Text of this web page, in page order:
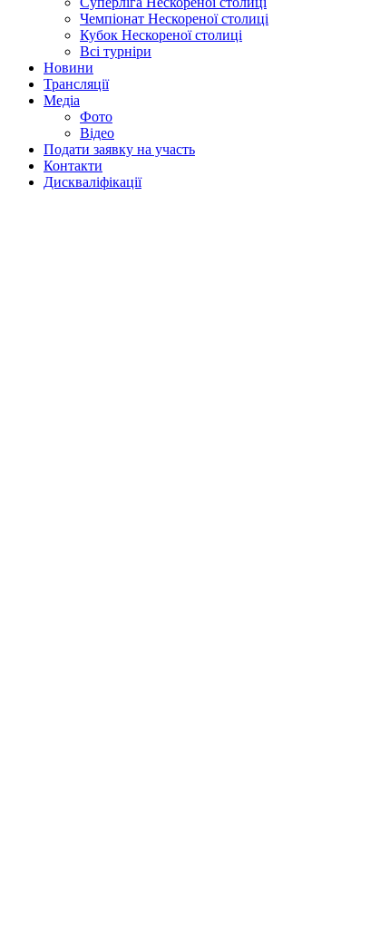
Чемпіонат Нескореної столиці
Кубок Нескореної столиці
Всі турніри
Новини
Трансляції
Медіа
Фото
Відео
Подати заявку на участь
Контакти
Дискваліфікації